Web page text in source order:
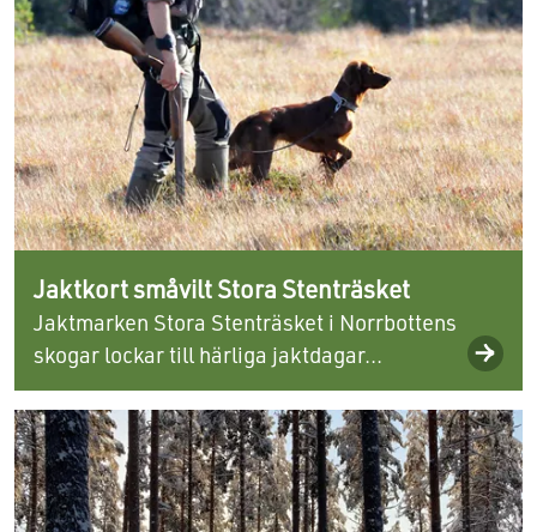
Jaktkort småvilt Stora Stenträsket
Jaktmarken Stora Stenträsket i Norrbottens
skogar lockar till härliga jaktdagar...